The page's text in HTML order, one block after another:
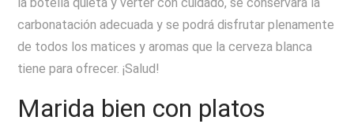
carbonatación adecuada y se podrá disfrutar plenamente
de todos los matices y aromas que la cerveza blanca
tiene para ofrecer. ¡Salud!
Marida bien con platos